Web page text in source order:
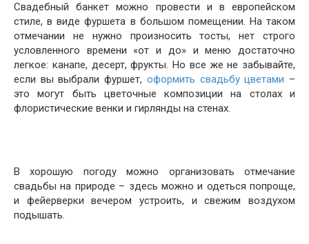
Свадебный банкет можно провести и в европейском
стиле, в виде фуршета в большом помещении. На таком
отмечании не нужно произносить тосты, нет строго
условленного времени «от и до» и меню достаточно
легкое: канапе, десерт, фрукты. Но все же не забывайте,
если вы выбрали фуршет, оформить свадьбу цветами –
это могут быть цветочные композиции на столах и
флористические венки и гирлянды на стенах.
В хорошую погоду можно организовать отмечание
свадьбы на природе – здесь можно и одеться попроще,
и фейерверки вечером устроить, и свежим воздухом
подышать.